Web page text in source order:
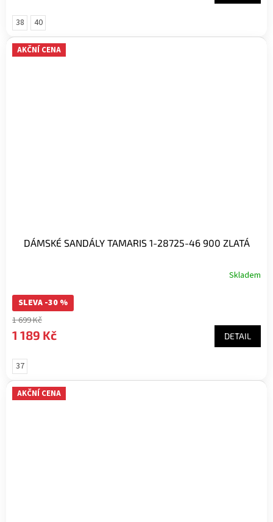
38 40
AKČNÍ CENA
DÁMSKÉ SANDÁLY TAMARIS 1-28725-46 900 ZLATÁ
Skladem
SLEVA -30 %
1 699 Kč
1 189 Kč DETAIL
37
AKČNÍ CENA